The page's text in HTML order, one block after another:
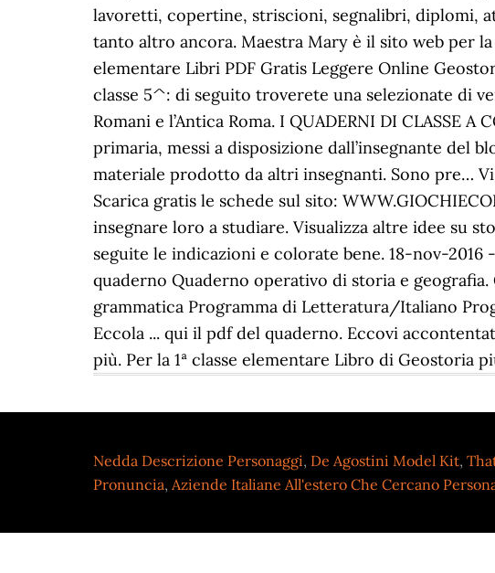
lavoretti, copertine, striscioni, segnalibri, diplomi,
tanto altro ancora. Maestra Mary è il sito web per
elementare Libri PDF Gratis Leggere Online
classe 5^: di seguito troverete una selezionate di
Romani e l’Antica Roma. I QUADERNI DI CLASSE
primaria, messi a disposizione dall’insegnante del
materiale prodotto da altri insegnanti. Sono pre…
Scarica gratis le schede sul sito:
insegnare loro a studiare. Visualizza altre idee su
seguite le indicazioni e colorate bene. 18-nov-
quaderno Quaderno operativo di storia e
grammatica Programma di Letteratura/Italiano
Eccola ... qui il pdf del quaderno. Eccovi
più. Per la 1ª classe elementare Libro di Geostoria
Nedda Descrizione Personaggi, De Agostini Model Kit,
Pronuncia, Aziende Italiane All'estero Che Cercano